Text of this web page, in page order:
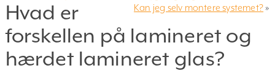
Kan jeg selv montere systemet?»
Hvad er
forskellen på lamineret og
hærdet lamineret glas?